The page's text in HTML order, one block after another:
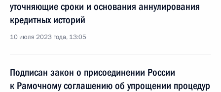
уточняющие сроки и основания аннулирования
кредитных историй
10 июля 2023 года, 13:05
Подписан закон о присоединении России
к Рамочному соглашению об упрощении процедур